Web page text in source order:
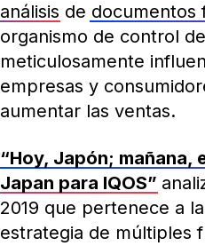
análisis de documentos
organismo de control
meticulosamente
empresas y
aumentar las ventas.
“Hoy, Japón;
Japan para IQOS”
2019 que pertenece a
estrategia de múltiples